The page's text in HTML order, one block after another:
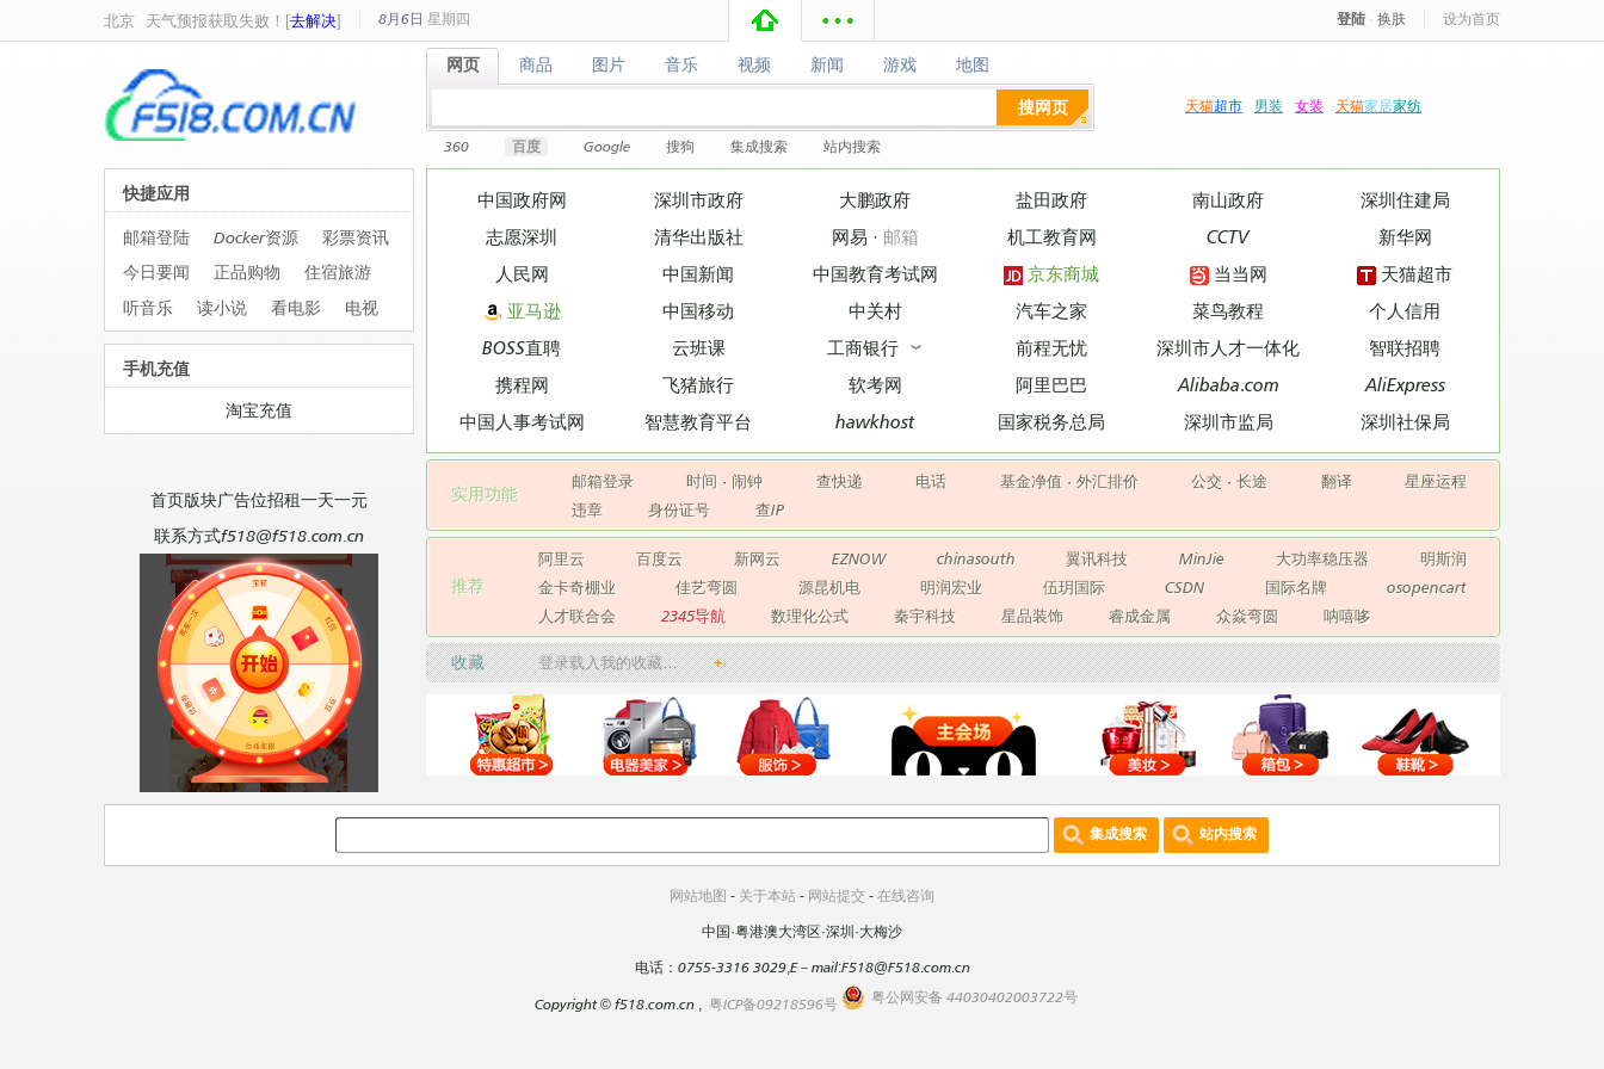
北京 天气预报获取失败！[去解决] 8月6日 星期四 登陆 换肤 设为首页
网页
网页 商品
商品 图片
图片 音乐
音乐 视频
视频 新闻
新闻 游戏
游戏 地图
地图
搜网页
360 百度 Google 搜狗 集成搜索 站内搜索
天猫超市 男装 女装 天猫家居家纺
中国政府网 深圳市政府 大鹏政府 盐田政府 南山政府
深圳住建局
志愿深圳
清华出版社 网易 · 邮箱 机工教育网 CCTV
新华网
人民网
中国新闻 中国教育考试网 京东商城 当当网
天猫超市
亚马逊
中国移动 中关村 汽车之家 菜鸟教程
个人信用
BOSS直聘
云班课 工商银行 ︾ 前程无忧 深圳市人才一体化
智联招聘
携程网
飞猪旅行 软考网 阿里巴巴 Alibaba.com
AliExpress
中国人事考试网
智慧教育平台 hawkhost 国家税务总局 深圳市监局 深圳社保局
实用功能
邮箱登录 时间 · 闹钟 查快递 电话 基金净值· 外汇排价 公交 ·长途 翻译
星座运程
违章
身份证号 查IP
推荐
阿里云 百度云 新网云 EZNOW chinasouth 翼讯科技 MinJie 大功率稳压器
明斯润
金卡奇棚业
佳艺弯圆 源昆机电 明润宏业 伍玥国际 CSDN 国际名牌
osopencart
人才联合会
2345导航 数理化公式 秦宇科技 星品装饰 睿成金属 众焱弯圆 呐嘻哆
收藏 登录载入我的收藏… +
快捷应用
邮箱登陆 Docker资源
彩票资讯
今日要闻
正品购物
住宿旅游
听音乐
读小说 看电影 电视
手机充值
淘宝充值
首页版块广告位招租一天一元
联系方式f518@f518.com.cn
集成搜索 站内搜索
网站地图 - 关于本站 - 网站提交 - 在线咨询
中国·粤港澳大湾区·深圳·大梅沙
电话：0755-3316 3029,E－mail:F518@F518.com.cn
Copyright©f518.com.cn , 粤ICP备09218596号 粤公网安备 44030402003722号